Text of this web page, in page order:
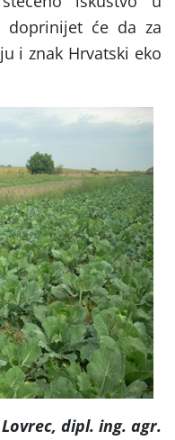
doprinijet će da za
i znak Hrvatski eko
dipl. ing. agr.